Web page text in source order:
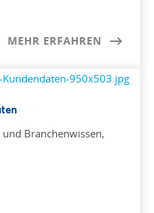
MEHR ERFAHREN
Branchenwissen,